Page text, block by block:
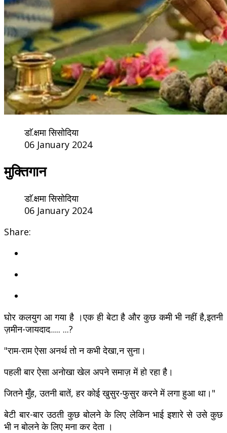
डाॅ.क्षमा सिसोदिया
06 January 2024
मुक्तिगान
डाॅ.क्षमा सिसोदिया
06 January 2024
Share:
घोर कलयुग आ गया है ।एक ही बेटा है और कुछ कमी भी नहीं है,इतनी
ज़मीन-जायदाद..... ...?
"राम-राम ऐसा अनर्थ तो न कभी देखा,न सुना।
पहली बार ऐसा अनोखा खेल अपने समाज़ में हो रहा है।
जितने मुँह, उतनी बातें, हर कोई खुसुर-फुसुर करने में लगा हुआ था।"
बेटी बार-बार उठती कुछ बोलने के लिए लेकिन भाई इशारे से उसे कुछ
भी न बोलने के लिए मना कर देता ।